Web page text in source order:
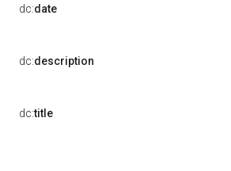
dc:date
dc:description
dc:title